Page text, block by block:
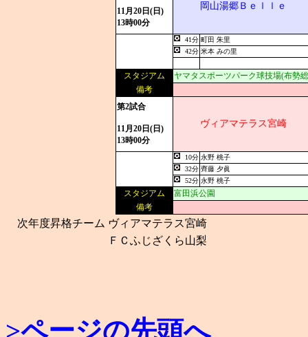
11月20日(日)
13時00分
岡山湯郷Ｂｅｌｌｅ
41分 町田 朱里
42分 米本 みの里
スタジアム
ヤマタスポーツパーク球技場(布勢
備考
第2試合
11月20日(日)
13時00分
ヴィアマテラス宮崎
10分 永野 桃子
32分 齊藤 夕眞
52分 永野 桃子
スタジアム
富田浜公園
備考
次年度昇格チーム ヴィアマテラス宮崎
ＦＣふじざくら山梨
>ページの先頭へ